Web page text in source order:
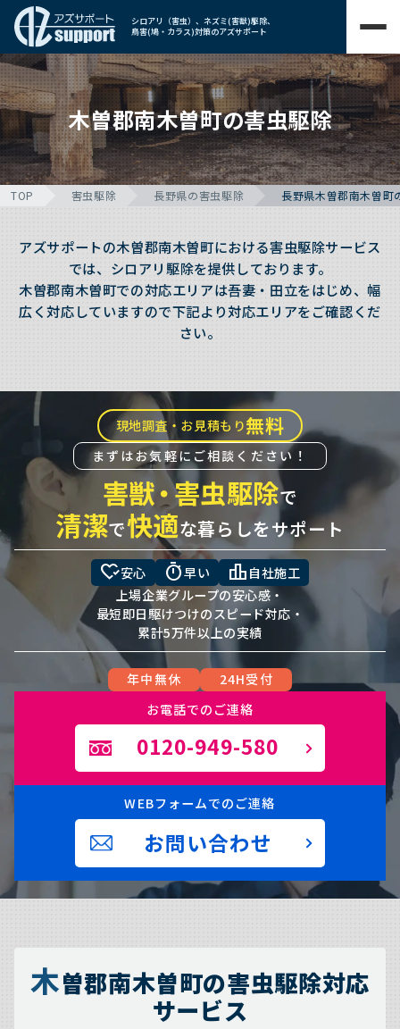
シロアリ（害虫）、ネズミ(害獣)駆除、
鳥害(鳩・カラス)対策のアズサポート
木曽郡南木曽町の害虫駆除
TOP 害虫駆除 長野県の害虫駆除 長野県木曽郡南木曽町
アズサポートの木曽郡南木曽町における害虫駆除サービス
では、シロアリ駆除を提供しております。
木曽郡南木曽町での対応エリアは吾妻・田立をはじめ、幅
広く対応していますので下記より対応エリアをご確認くだ
さい。
現地調査・お見積もり無料
まずはお気軽にご相談ください！
害獣・害虫駆除で
清潔で快適な暮らしをサポート
heart_check安心 timer早い leaderboard 自社施工
上場企業グループの安心感・
最短即日駆けつけのスピード対応・
累計5万件以上の実績
年中無休
24H受付
お電話でのご連絡
0120-949-580
WEBフォームでのご連絡
お問い合わせ
木曽郡南木曽町の害虫駆除対応
サービス